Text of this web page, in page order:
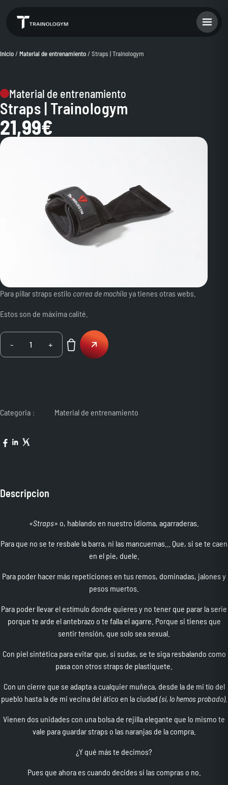
Inicio/ Material de entrenamiento/ Straps | Trainologym
Material de entrenamiento
Straps | Trainologym
21,99€
Para pillar straps estilo correa de mochila ya tienes otras webs.
Estos son de máxima calité.
- 1 +
Categoria Material de entrenamiento
Descripcion
«Straps» o, hablando en nuestro idioma, agarraderas.
Para que no se te resbale la barra, ni las mancuernas… Que, si se te caen
en el pie, duele.
Para poder hacer más repeticiones en tus remos, dominadas, jalones y
pesos muertos.
Para poder llevar el estímulo donde quieres y no tener que parar la serie
porque te arde el antebrazo o te falla el agarre. Porque si tienes que
sentir tensión, que solo sea sexual.
Con piel sintética para evitar que, si sudas, se te siga resbalando como
pasa con otros straps de plastiquete.
Con un cierre que se adapta a cualquier muñeca, desde la de mi tío del
pueblo hasta la de mi vecina del ático en la ciudad (sí, lo hemos probado).
Vienen dos unidades con una bolsa de rejilla elegante que lo mismo te
vale para guardar straps o las naranjas de la compra.
¿Y qué más te decimos?
Pues que ahora es cuando decides si las compras o no.